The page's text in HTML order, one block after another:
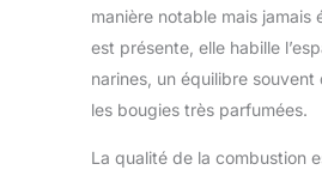
manière notable mais
est présente, elle habille
narines, un équilibre
les bougies très parfumées.
La qualité de la combustion